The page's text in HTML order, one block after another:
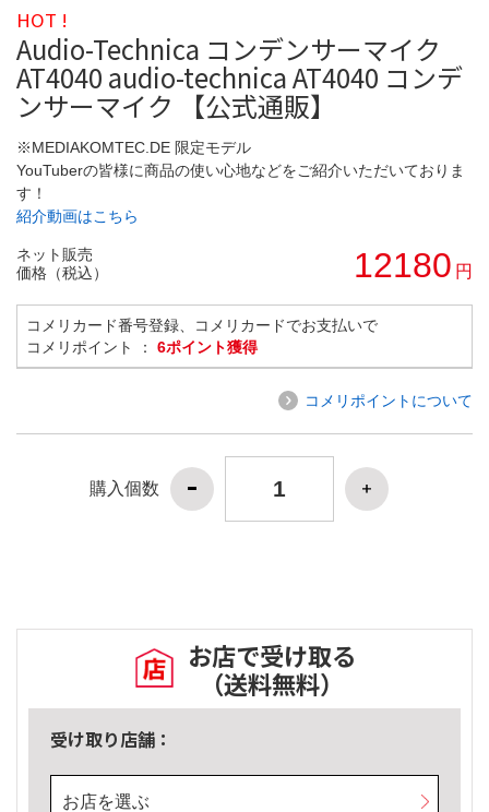
HOT !
Audio-Technica コンデンサーマイク
AT4040 audio-technica AT4040 コンデ
ンサーマイク 【公式通販】
※MEDIAKOMTEC.DE 限定モデル
YouTuberの皆様に商品の使い心地などをご紹介いただいておりま
す！
紹介動画はこちら
ネット販売
価格（税込）
12180 円
コメリカード番号登録、コメリカードでお支払いで
コメリポイント ： 6ポイント獲得
コメリポイントについて
購入個数
お店で受け取る
（送料無料）
受け取り店舗：
お店を選ぶ